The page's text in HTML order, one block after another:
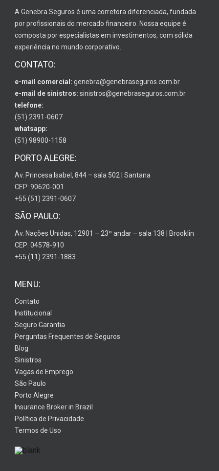
A Genebra Seguros é uma corretora diferenciada, fundada
por profissionais do mercado financeiro. Nossa equipe é
composta por especialistas em investimentos, com sólida
experiência no mundo corporativo.
CONTATO:
e-mail comercial: genebra@genebraseguros.com.br
e-mail de sinistros: sinistros@genebraseguros.com.br
telefone:
(51) 2391-0607
whatsapp:
(51) 98900-1158
PORTO ALEGRE:
Av. Princesa Isabel, 844 – sala 502 | Santana
CEP: 90620-001
+55 (51) 2391-0607
SÃO PAULO:
Av. Nações Unidas, 12901 – 23º andar – sala 138 | Brooklin
CEP: 04578-910
+55 (11) 2391-1883
MENU:
Contato
Institucional
Seguro Garantia
Perguntas Frequentes de Seguros
Blog
Sinistros
Vagas de Emprego
São Paulo
Porto Alegre
Insurance Broker in Brazil
Política de Privacidade
Termos de Uso